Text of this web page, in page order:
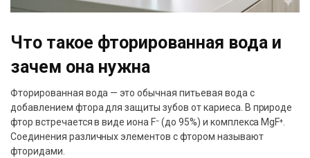
Что такое фторированная вода и
зачем она нужна
Фторированная вода — это обычная питьевая вода с
добавлением фтора для защиты зубов от кариеса. В природе
фтор встречается в виде иона F⁻ (до 95%) и комплекса MgF⁺.
Соединения различных элементов с фтором называют
фторидами.